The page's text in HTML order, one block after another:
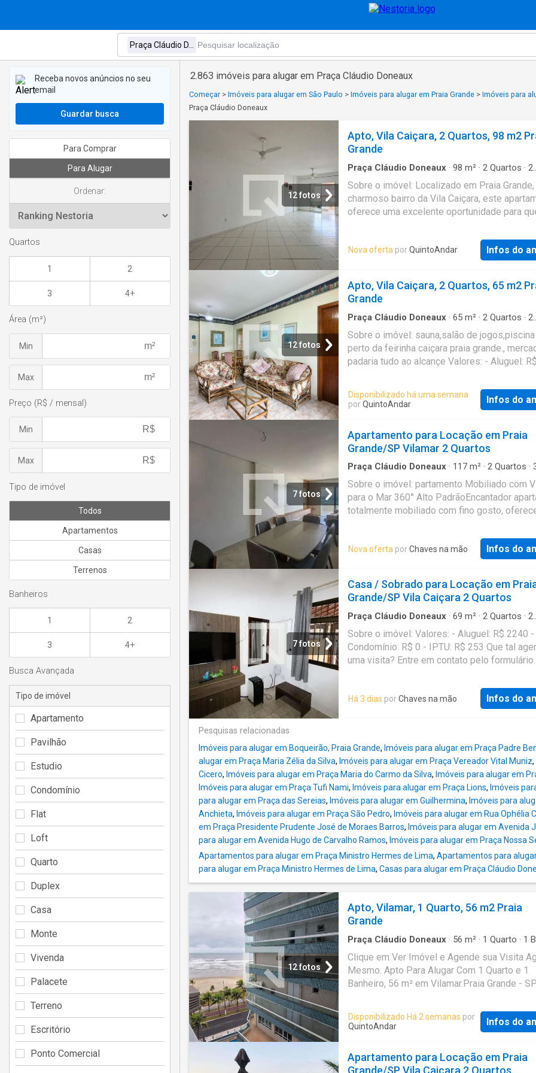
2.863 imóveis para alugar em Praça Cláudio Doneaux
Começar > Imóveis para alugar em São Paulo > Imóveis para alugar em Praia Grande > Imóveis para
Praça Cláudio Doneaux
12 fotos
Apto, Vila Caiçara, 2 Quartos, 98 m2
Grande
Praça Cláudio Doneaux · 98 m² · 2 Quartos · 2
Sobre o imóvel: Localizado em Praia Grande,
charmoso bairro da Vila Caiçara, este
oferece uma excelente oportunidade para
metros quadrados, o imóvel é ideal para
casais que desejam um espaço bem
apartamento conta com dois dormitórios,
moradores. Valores: - Aluguel: R$ 3500 -
Condomínio: R$ 1050 - IPTU: R$ 580 Que tal
uma visita? Entre em contato pelo formulário.
receberá uma mensagem por e-mail e
com os próximos passos. Seu imóvel sem
burocracia O QuintoAndar revolucionou o
alugar e comprar imóveis: rápido, fácil, online,
outros imóveis no site do QuintoAndar.
J24.344
Nova oferta porQuintoAndar Infos do
12 fotos
Apto, Vila Caiçara, 2 Quartos, 65 m2
Grande
Praça Cláudio Doneaux · 65 m² · 2 Quartos · 2
Sobre o imóvel: sauna,salão de
perto da feirinha caiçara praia grande.,
padaria tudo ao alcançe Valores: - Aluguel: R$
uma visita? Entre em contato pelo
receberá uma mensagem por e-mail e
com os próximos passos. Seu imóvel sem
alugar e comprar imóveis: rápido, fácil, online,
fiador e o melhor, sem burocracia. Conheça
outros imóveis no site do QuintoAndar.
J24.344
Disponibilizado há uma semana
porQuintoAndar Infos do
7 fotos
Apartamento para Locação em Praia
Grande/SP Vilamar 2 Quartos
Praça Cláudio Doneaux · 117 m² · 2 Quartos ·
Churrasqueira
Sobre o imóvel: partamento Mobiliado com
para o Mar 360° Alto PadrãoEncantador
totalmente mobiliado com fino gosto,
transforma cada ambiente em um
de contemplação e bem-estar.O imóvel conta
planejadaBanheiro socialÁrea gourmet com
churrasqueira a carvão, perfeita para
especiais Valores: - Aluguel: R$ 8500 -
R$ 932 - IPTU: R$ 1 Que tal agendar uma
Entre em contato pelo formulário. Você
uma mensagem por e-mail e WhatsApp com
próximos passos. Seu imóvel sem burocracia
imóveis: rápido, fácil, online, sem fiador e o
sem burocracia. Conheça esse e outros
Nova oferta porChaves na mão Infos do
7 fotos
Casa / Sobrado para Locação em
Grande/SP Vila Caiçara 2 Quartos
Praça Cláudio Doneaux · 69 m² · 2 Quartos · 2
Sobre o imóvel: Valores: - Aluguel: R$ 2240 -
Condomínio: R$ 0 - IPTU: R$ 253 Que tal
uma visita? Entre em contato pelo
com os próximos passos. Seu imóvel sem
burocracia O QuintoAndar revolucionou o
J24.344 Referência: 894493009
Há 3 dias porChaves na mão Infos do
Pesquisas relacionadas
Imóveis para alugar em Boqueirão, Praia Grande, Imóveis para alugar em Praça Padre
alugar em Praça Maria Zélia da Silva, Imóveis para alugar em Praça Vereador Vital Muniz,
Cicero, Imóveis para alugar em Praça Maria do Carmo da Silva, Imóveis para alugar em
Imóveis para alugar em Praça Tufi Nami, Imóveis para alugar em Praça Lions, Imóveis
para alugar em Praça das Sereias, Imóveis para alugar em Guilhermina, Imóveis para
Anchieta, Imóveis para alugar em Praça São Pedro, Imóveis para alugar em Rua Ophélia
em Praça Presidente Prudente José de Moraes Barros, Imóveis para alugar em Avenida
para alugar em Avenida Hugo de Carvalho Ramos, Imóveis para alugar em Praça Nossa
Apartamentos para alugar em Praça Ministro Hermes de Lima, Apartamentos para
para alugar em Praça Ministro Hermes de Lima, Casas para alugar em Praça Cláudio
12 fotos
Apto, Vilamar, 1 Quarto, 56 m2 Praia
Grande
Praça Cláudio Doneaux · 56 m² · 1 Quarto · 1
Clique em Ver Imóvel e Agende sua Visita
Mesmo. Apto Para Alugar Com 1 Quarto e 1
Banheiro, 56 m² em Vilamar.Praia Grande - SP
Disponibilizado Há 2 semanas por
QuintoAndar
Infos do
Apartamento para Locação em Praia
Grande/SP Vila Caiçara 2 Quartos
Receba novos anúncios no seu
email
Guardar busca
Para Comprar
Para Alugar
Ordenar:
Quartos
1 2
3 4+
Área (m²)
Min
Max
Preço (R$ / mensal)
Min
Max
Tipo de imóvel
Todos
Apartamentos
Casas
Terrenos
Banheiros
1 2
3 4+
Busca Avançada
Tipo de imóvel
Apartamento
Pavilhão
Estudio
Condomínio
Flat
Loft
Quarto
Duplex
Casa
Monte
Vivenda
Palacete
Terreno
Escritório
Ponto Comercial